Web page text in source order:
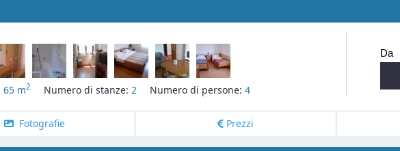
65 m2 Numero di stanze: 2 Numero di persone: 4
Da
Fotografie Prezzi